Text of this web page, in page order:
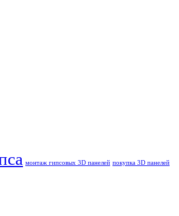
монтаж гипсовых 3D панелей покупка 3D панелей